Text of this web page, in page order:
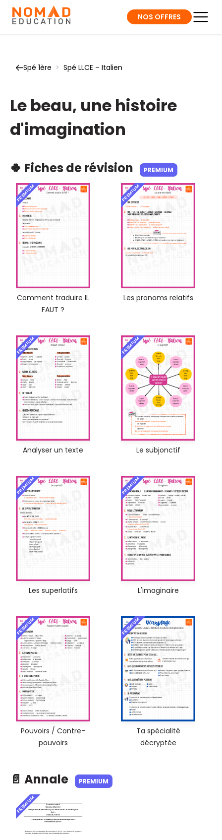
NOS OFFRES
Spé 1ère > Spé LLCE – Italien
Le beau, une histoire
d'imagination
🍀 Fiches de révision PREMIUM
PREMIUM
Comment traduire IL
FAUT ?
PREMIUM
Les pronoms relatifs
PREMIUM
Analyser un texte
PREMIUM
Le subjonctif
PREMIUM
Les superlatifs
PREMIUM
L'imaginaire
PREMIUM
Pouvoirs / Contre-
pouvoirs
PREMIUM
Ta spécialité
décryptée
📄 Annale PREMIUM
PREMIUM